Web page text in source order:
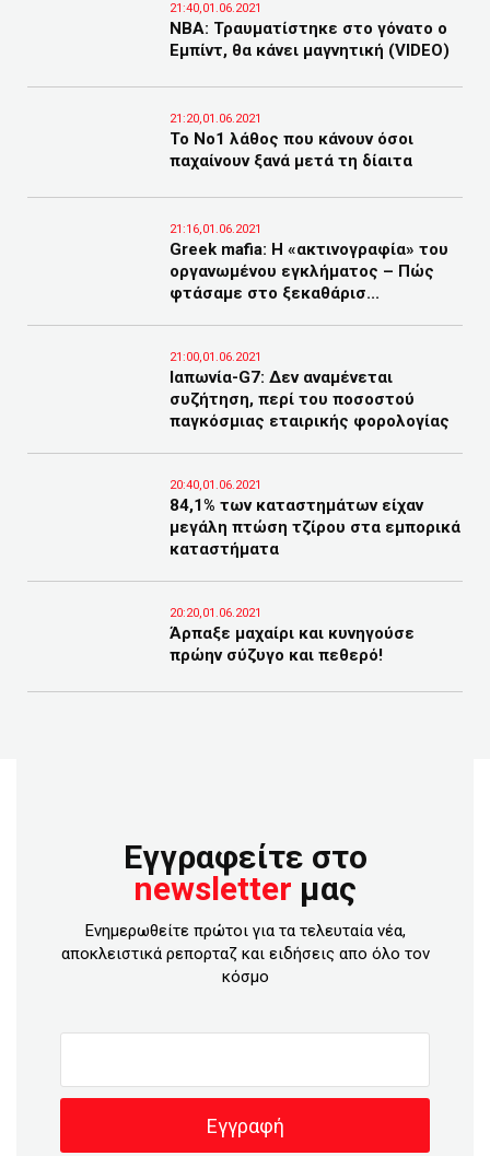
21:40,01.06.2021
NBA: Τραυματίστηκε στο γόνατο ο
Εμπίντ, θα κάνει μαγνητική (VIDEO)
21:20,01.06.2021
Το Nο1 λάθος που κάνουν όσοι
παχαίνουν ξανά μετά τη δίαιτα
21:16,01.06.2021
Greek mafia: Η «ακτινογραφία» του
οργανωμένου εγκλήματος – Πώς
φτάσαμε στο ξεκαθάρισ...
21:00,01.06.2021
Ιαπωνία-G7: Δεν αναμένεται
συζήτηση, περί του ποσοστού
παγκόσμιας εταιρικής φορολογίας
20:40,01.06.2021
84,1% των καταστημάτων είχαν
μεγάλη πτώση τζίρου στα εμπορικά
καταστήματα
20:20,01.06.2021
Άρπαξε μαχαίρι και κυνηγούσε
πρώην σύζυγο και πεθερό!
Εγγραφείτε στο
newsletter μας
Ενημερωθείτε πρώτοι για τα τελευταία νέα,
αποκλειστικά ρεπορταζ και ειδήσεις απο όλο τον
κόσμο